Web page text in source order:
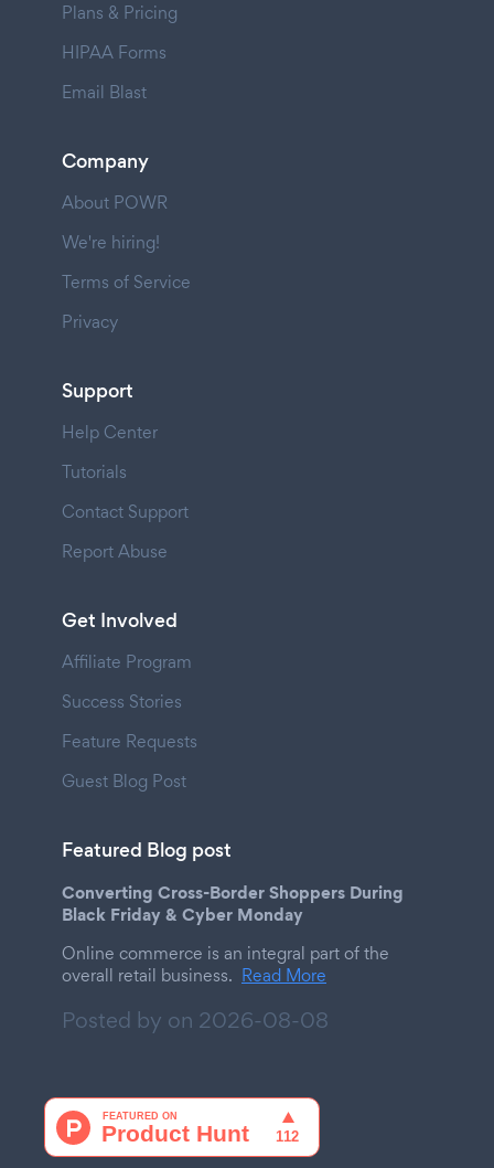
Plans & Pricing
HIPAA Forms
Email Blast
Company
About POWR
We're hiring!
Terms of Service
Privacy
Support
Help Center
Tutorials
Contact Support
Report Abuse
Get Involved
Affiliate Program
Success Stories
Feature Requests
Guest Blog Post
Featured Blog post
Converting Cross-Border Shoppers During
Black Friday & Cyber Monday
Online commerce is an integral part of the
overall retail business. Read More
Posted by on 2026-08-08